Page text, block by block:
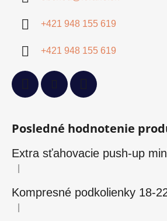
+421 948 155 619
+421 948 155 619
Posledné hodnotenie
Extra sťahovacie push-up
Hodnotenie produktu je 5 z 5
Hodnotenie produktu je 5 z 5